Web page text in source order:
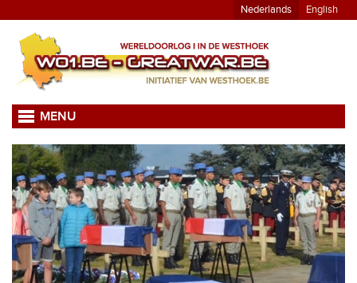
Nederlands English
MENU